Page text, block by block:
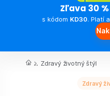
Zľava 30 %
s kódom KD30. Platí
... Zdravý životný štýl
Zdravý